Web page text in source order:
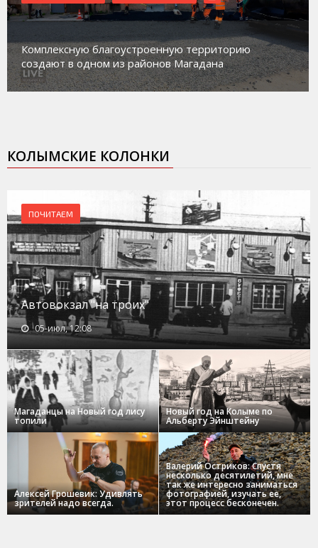
Комплексную благоустроенную территорию
создают в одном из районов Магадана
КОЛЫМСКИЕ КОЛОНКИ
ПОЧИТАЕМ
Автовокзал "на троих"
05-июл, 12:08
Магаданцы на Новый год лису
топили
Новый год на Колыме по
Альберту Эйнштейну
Алексей Грошевик: Удивлять
зрителей надо всегда.
Валерий Остриков: Спустя
несколько десятилетий, мне
так же интересно заниматься
фотографией, изучать ее,
этот процесс бесконечен.